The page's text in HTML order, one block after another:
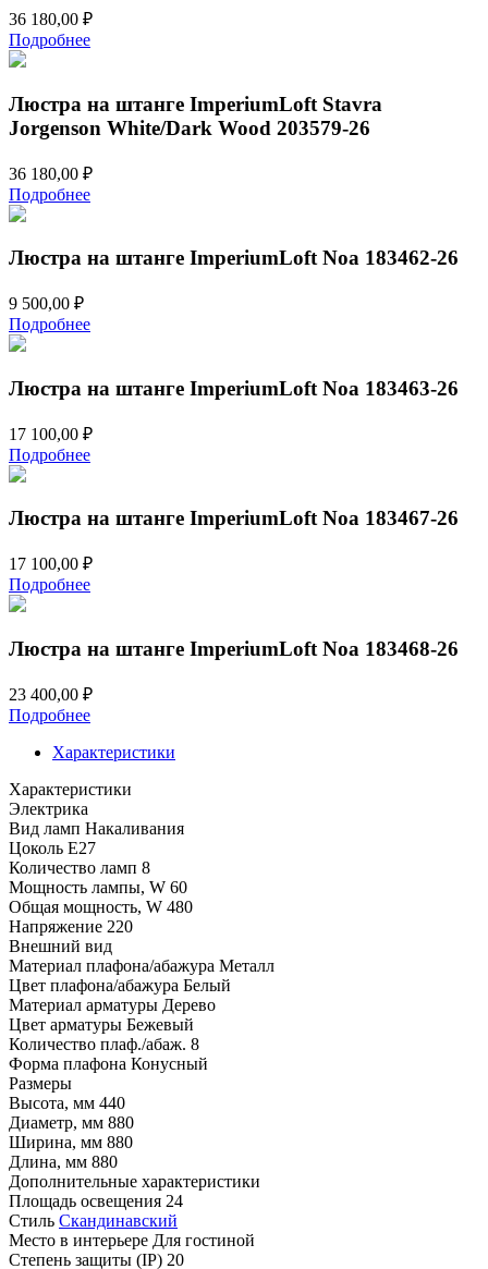
36 180,00 ₽
Подробнее
Люстра на штанге ImperiumLoft Stavra
Jorgenson White/Dark Wood 203579-26
36 180,00 ₽
Подробнее
Люстра на штанге ImperiumLoft Noa 183462-26
9 500,00 ₽
Подробнее
Люстра на штанге ImperiumLoft Noa 183463-26
17 100,00 ₽
Подробнее
Люстра на штанге ImperiumLoft Noa 183467-26
17 100,00 ₽
Подробнее
Люстра на штанге ImperiumLoft Noa 183468-26
23 400,00 ₽
Подробнее
Характеристики
Характеристики
Электрика
Вид ламп Накаливания
Цоколь E27
Количество ламп 8
Мощность лампы, W 60
Общая мощность, W 480
Напряжение 220
Внешний вид
Материал плафона/абажура Металл
Цвет плафона/абажура Белый
Материал арматуры Дерево
Цвет арматуры Бежевый
Количество плаф./абаж. 8
Форма плафона Конусный
Размеры
Высота, мм 440
Диаметр, мм 880
Ширина, мм 880
Длина, мм 880
Дополнительные характеристики
Площадь освещения 24
Стиль Скандинавский
Место в интерьере Для гостиной
Степень защиты (IP) 20